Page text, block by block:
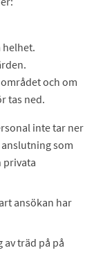
helhet.
och om
tas ned.
inte tar ner
som
privata
ansökan har
träd på på